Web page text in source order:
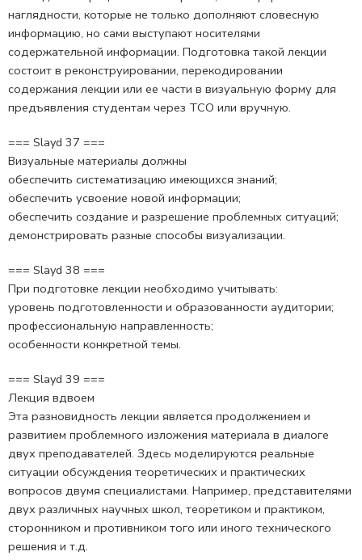
наглядности, которые не только дополняют словесную
информацию, но сами выступают носителями
содержательной информации. Подготовка такой лекции
состоит в реконструировании, перекодировании
содержания лекции или ее части в визуальную форму для
предъявления студентам через ТСО или вручную.
=== Slayd 37 ===
Визуальные материалы должны
обеспечить систематизацию имеющихся знаний;
обеспечить усвоение новой информации;
обеспечить создание и разрешение проблемных ситуаций;
демонстрировать разные способы визуализации.
=== Slayd 38 ===
При подготовке лекции необходимо учитывать:
уровень подготовленности и образованности аудитории;
профессиональную направленность;
особенности конкретной темы.
=== Slayd 39 ===
Лекция вдвоем
Эта разновидность лекции является продолжением и
развитием проблемного изложения материала в диалоге
двух преподавателей. Здесь моделируются реальные
ситуации обсуждения теоретических и практических
вопросов двумя специалистами. Например, представителями
двух различных научных школ, теоретиком и практиком,
сторонником и противником того или иного технического
решения и т.д.